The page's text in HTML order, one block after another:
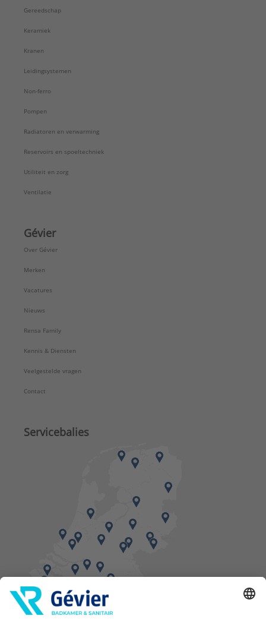
Gereedschap
Keramiek
Kranen
Leidingsystemen
Non-ferro
Pompen
Radiatoren en verwarming
Reservoirs en spoeltechniek
Utiliteit en zorg
Ventilatie
Gévier
Over Gévier
Merken
Vacatures
Nieuws
Rensa Family
Kennis & Diensten
Veelgestelde vragen
Contact
Servicebalies
Vind een balie in de buurt